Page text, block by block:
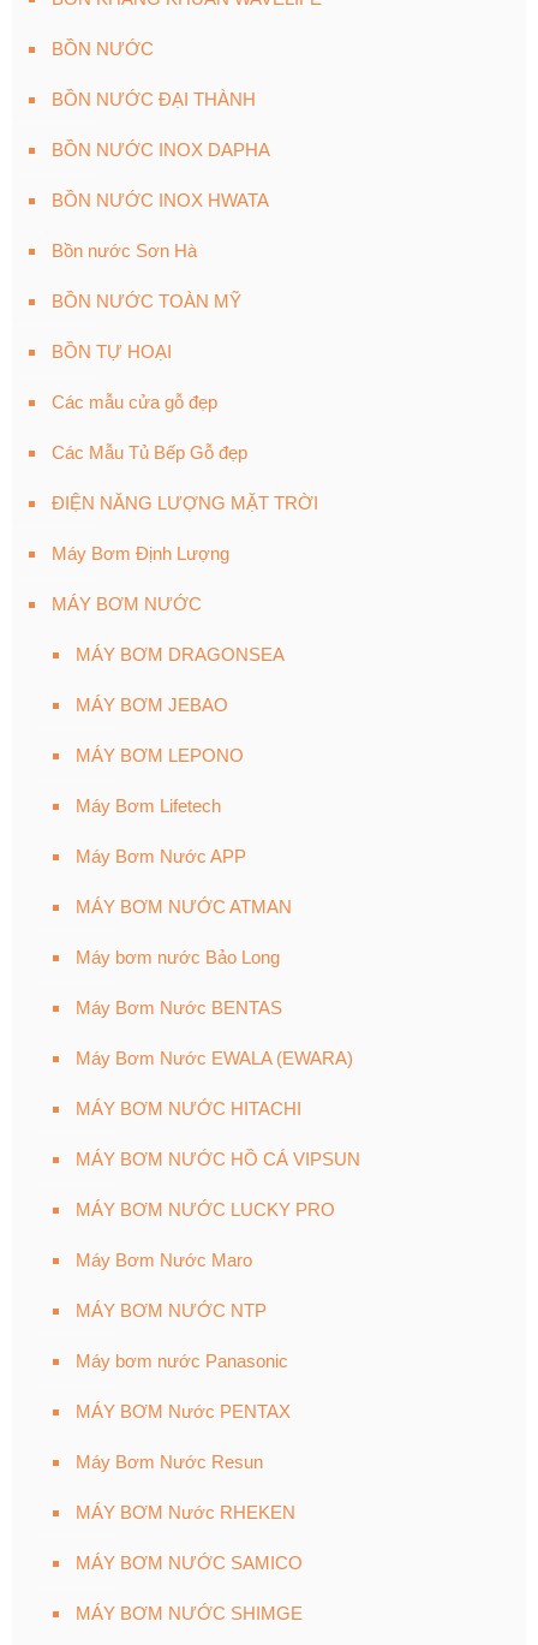
BỒN NƯỚC
BỒN NƯỚC ĐẠI THÀNH
BỒN NƯỚC INOX DAPHA
BỒN NƯỚC INOX HWATA
Bồn nước Sơn Hà
BỒN NƯỚC TOÀN MỸ
BỒN TỰ HOẠI
Các mẫu cửa gỗ đẹp
Các Mẫu Tủ Bếp Gỗ đẹp
ĐIỆN NĂNG LƯỢNG MẶT TRỜI
Máy Bơm Định Lượng
MÁY BƠM NƯỚC
MÁY BƠM DRAGONSEA
MÁY BƠM JEBAO
MÁY BƠM LEPONO
Máy Bơm Lifetech
Máy Bơm Nước APP
MÁY BƠM NƯỚC ATMAN
Máy bơm nước Bảo Long
Máy Bơm Nước BENTAS
Máy Bơm Nước EWALA (EWARA)
MÁY BƠM NƯỚC HITACHI
MÁY BƠM NƯỚC HỒ CÁ VIPSUN
MÁY BƠM NƯỚC LUCKY PRO
Máy Bơm Nước Maro
MÁY BƠM NƯỚC NTP
Máy bơm nước Panasonic
MÁY BƠM Nước PENTAX
Máy Bơm Nước Resun
MÁY BƠM Nước RHEKEN
MÁY BƠM NƯỚC SAMICO
MÁY BƠM NƯỚC SHIMGE